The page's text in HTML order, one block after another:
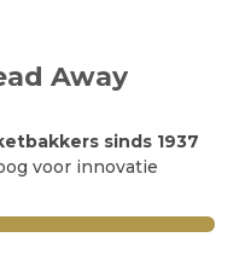
Away
sinds 1937
voor innovatie